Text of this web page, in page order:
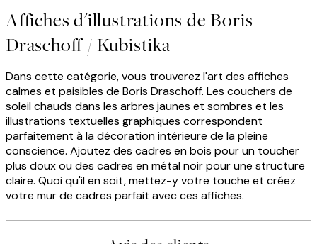
Affiches d'illustrations de Boris
Draschoff / Kubistika
Dans cette catégorie, vous trouverez l'art des affiches
calmes et paisibles de Boris Draschoff. Les couchers de
soleil chauds dans les arbres jaunes et sombres et les
illustrations textuelles graphiques correspondent
parfaitement à la décoration intérieure de la pleine
conscience. Ajoutez des cadres en bois pour un toucher
plus doux ou des cadres en métal noir pour une structure
claire. Quoi qu'il en soit, mettez-y votre touche et créez
votre mur de cadres parfait avec ces affiches.